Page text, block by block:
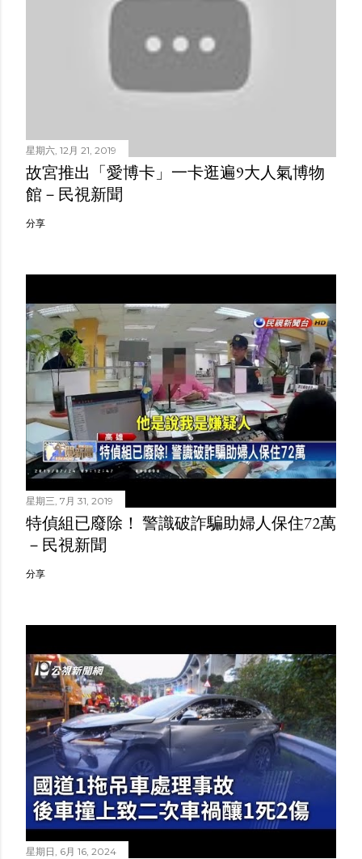
星期六, 12月 21, 2019
故宮推出「愛博卡」一卡逛遍9大人氣博物
館－民視新聞
分享
星期三, 7月 31, 2019
特偵組已廢除！ 警識破詐騙助婦人保住72萬
－民視新聞
分享
星期日, 6月 16, 2024